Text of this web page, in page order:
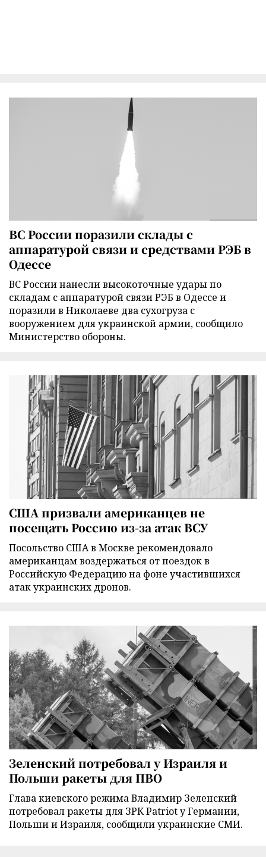
ВС России поразили склады с
аппаратурой связи и средствами РЭБ в
Одессе
ВС России нанесли высокоточные удары по
складам с аппаратурой связи РЭБ в Одессе и
поразили в Николаеве два сухогруза с
вооружением для украинской армии, сообщило
Министерство обороны.
США призвали американцев не
посещать Россию из-за атак ВСУ
Посольство США в Москве рекомендовало
американцам воздержаться от поездок в
Российскую Федерацию на фоне участившихся
атак украинских дронов.
Зеленский потребовал у Израиля и
Польши ракеты для ПВО
Глава киевского режима Владимир Зеленский
потребовал ракеты для ЗРК Patriot у Германии,
Польши и Израиля, сообщили украинские СМИ.